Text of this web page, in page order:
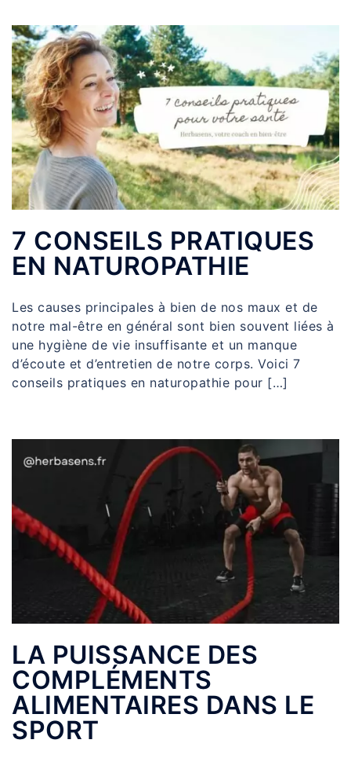
7 CONSEILS PRATIQUES
EN NATUROPATHIE
Les causes principales à bien de nos maux et de
notre mal-être en général sont bien souvent liées à
une hygiène de vie insuffisante et un manque
d’écoute et d’entretien de notre corps. Voici 7
conseils pratiques en naturopathie pour […]
LA PUISSANCE DES
COMPLÉMENTS
ALIMENTAIRES DANS LE
SPORT